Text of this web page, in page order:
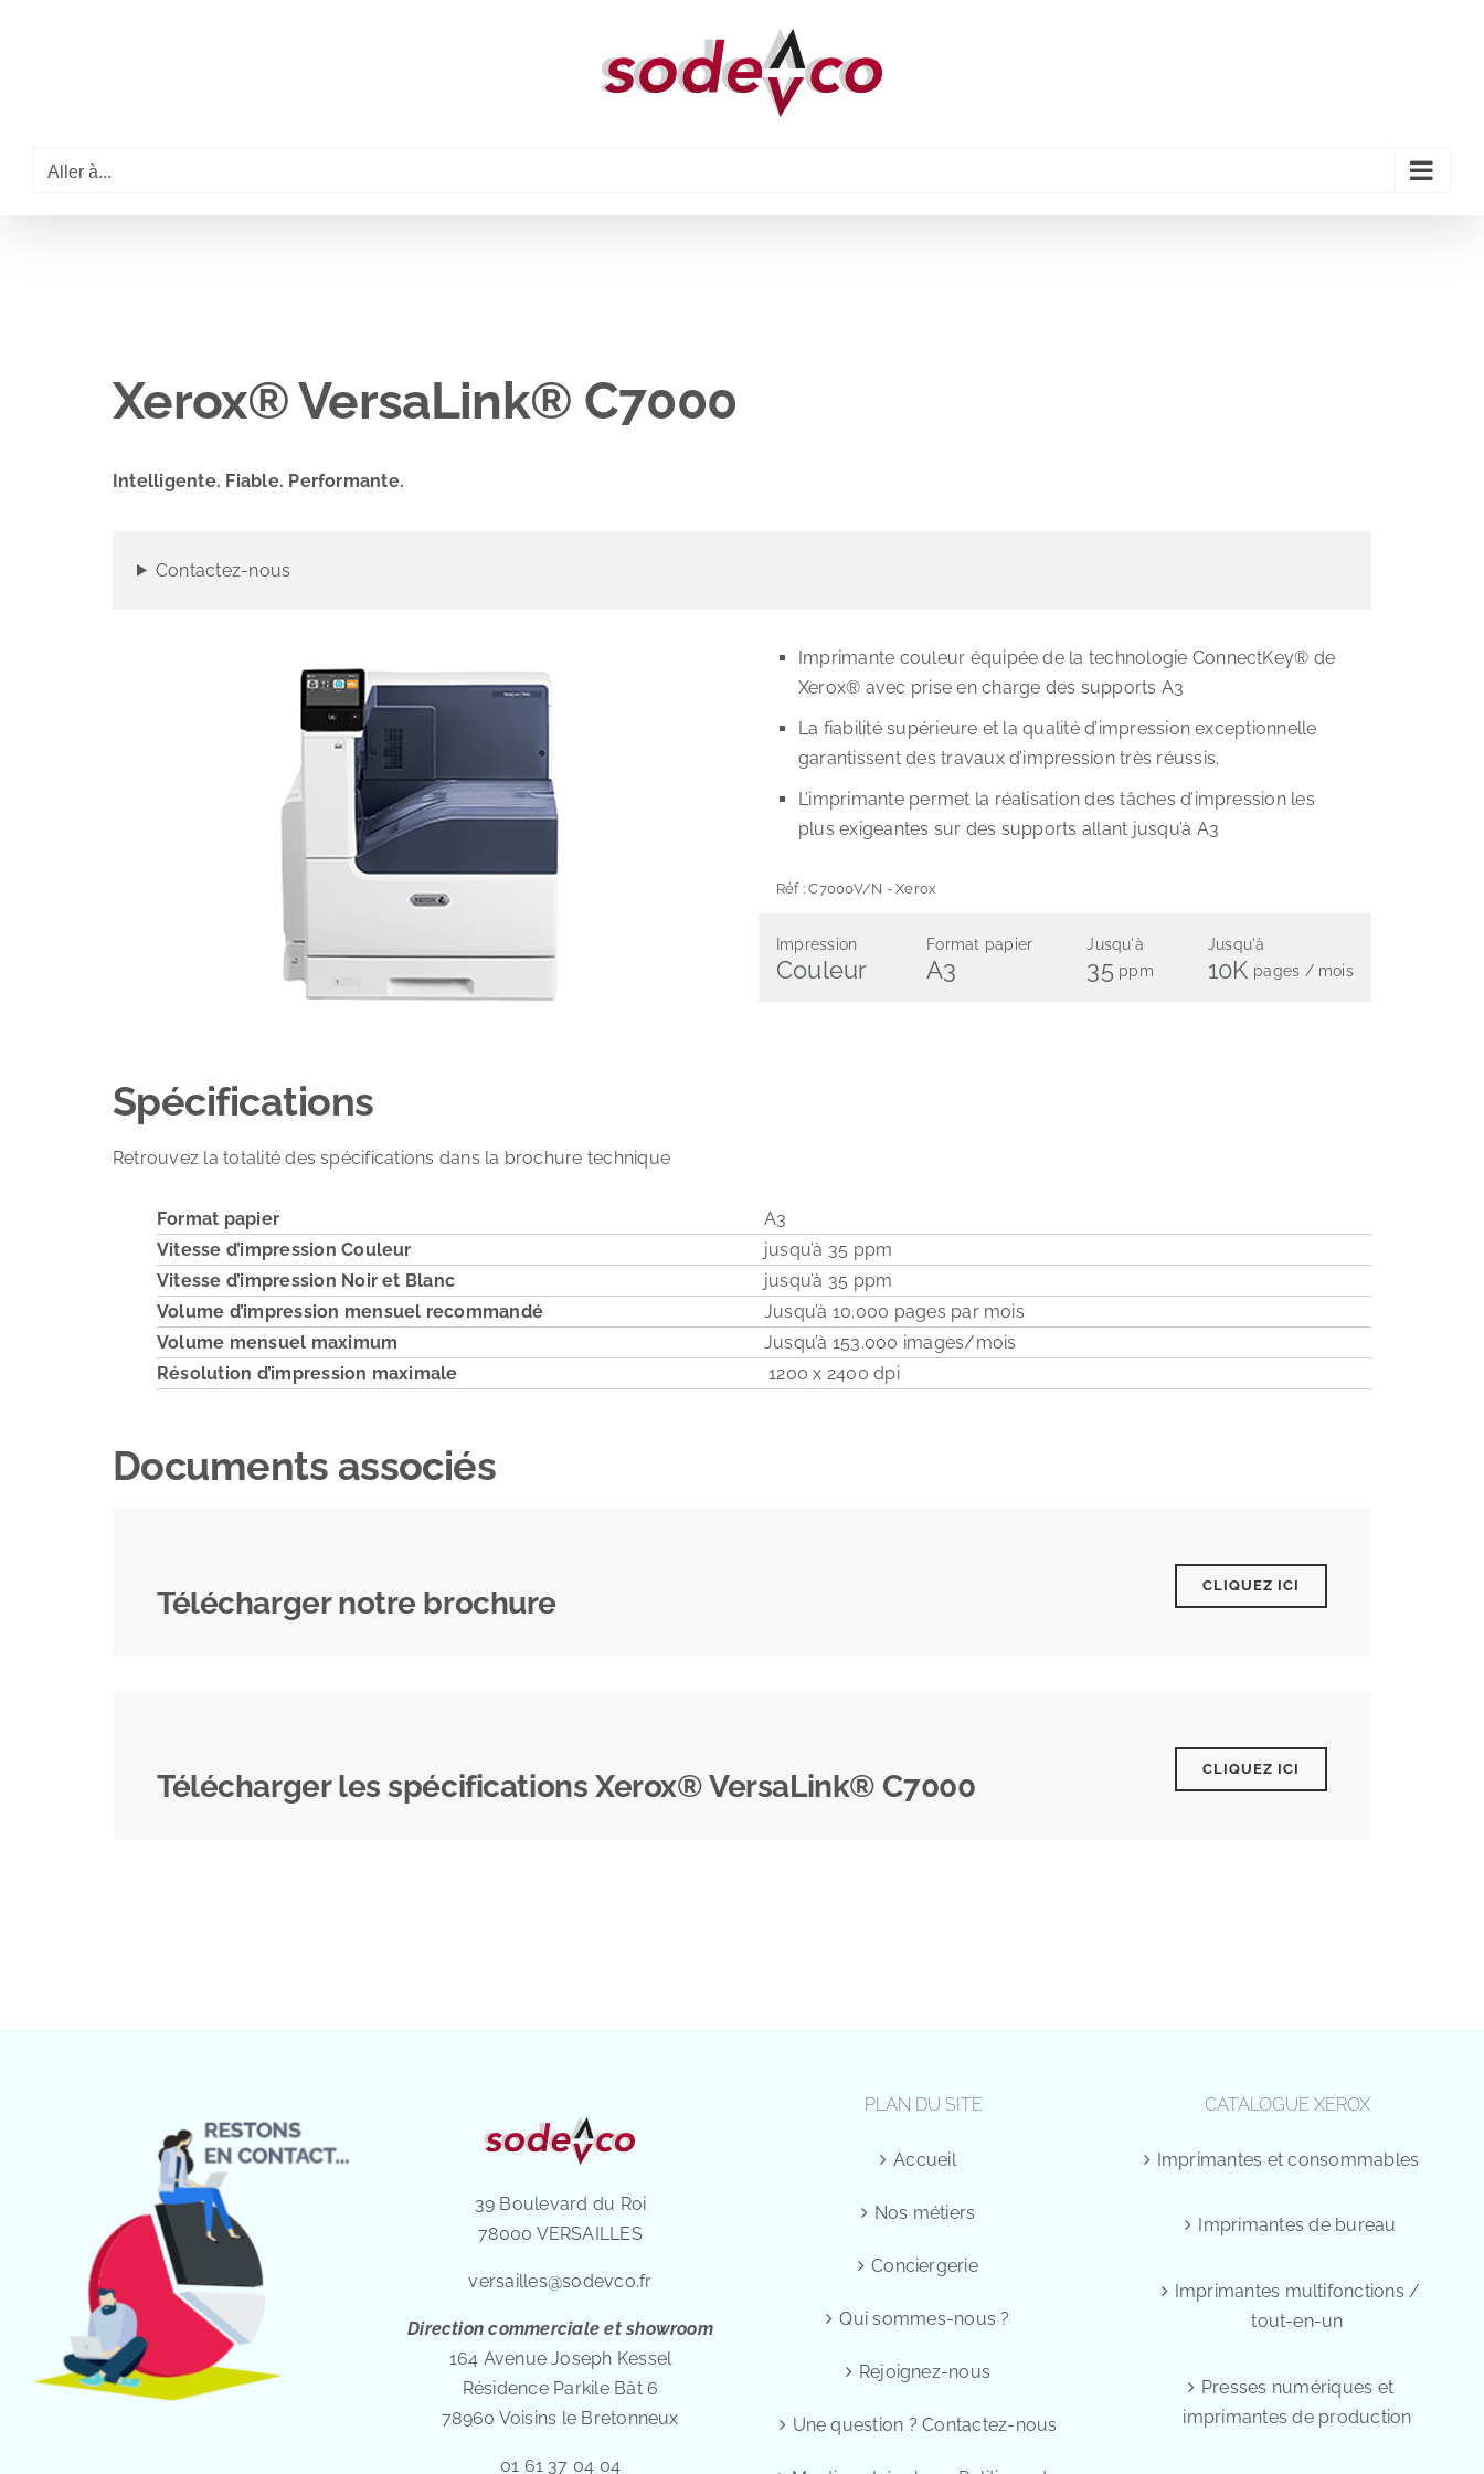
Aller à...
Xerox® VersaLink® C7000
Intelligente. Fiable. Performante.
Contactez-nous
Imprimante couleur équipée de la technologie ConnectKey® de
Xerox® avec prise en charge des supports A3
La fiabilité supérieure et la qualité d’impression exceptionnelle
garantissent des travaux d’impression très réussis.
L’imprimante permet la réalisation des tâches d’impression les
plus exigeantes sur des supports allant jusqu’à A3
Réf :C7000V/N -Xerox
Impression
Couleur
Format papier
A3
Jusqu'à
35 ppm
Jusqu'à
10K pages / mois
Spécifications
Retrouvez la totalité des spécifications dans la brochure technique
Format papier
A3
Vitesse d’impression Couleur
jusqu’à 35 ppm
Vitesse d’impression Noir et Blanc
jusqu’à 35 ppm
Volume d’impression mensuel recommandé
Jusqu’à 10.000 pages par mois
Volume mensuel maximum
Jusqu’à 153.000 images/mois
Résolution d’impression maximale
1200 x 2400 dpi
Documents associés
Télécharger notre brochure CLIQUEZ ICI
Télécharger les spécifications Xerox® VersaLink® C7000 CLIQUEZ ICI
39 Boulevard du Roi
78000 VERSAILLES
versailles@sodevco.fr
Direction commerciale et showroom
164 Avenue Joseph Kessel
Résidence Parkile Bât 6
78960 Voisins le Bretonneux
01 61 37 04 04
PLAN DU SITE
Accueil
Nos métiers
Conciergerie
Qui sommes-nous ?
Rejoignez-nous
Une question ? Contactez-nous
CATALOGUE XEROX
Imprimantes et consommables
Imprimantes de bureau
Imprimantes multifonctions /
tout-en-un
Presses numériques et
imprimantes de production